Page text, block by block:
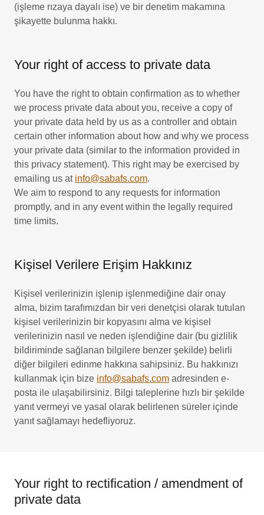
(işleme rızaya dayalı ise) ve bir denetim makamına
şikayette bulunma hakkı.
Your right of access to private data
You have the right to obtain confirmation as to whether
we process private data about you, receive a copy of
your private data held by us as a controller and obtain
certain other information about how and why we process
your private data (similar to the information provided in
this privacy statement). This right may be exercised by
emailing us at info@sabafs.com.
We aim to respond to any requests for information
promptly, and in any event within the legally required
time limits.
Kişisel Verilere Erişim Hakkınız
Kişisel verilerinizin işlenip işlenmediğine dair onay
alma, bizim tarafımızdan bir veri denetçisi olarak tutulan
kişisel verilerinizin bir kopyasını alma ve kişisel
verilerinizin nasıl ve neden işlendiğine dair (bu gizlilik
bildiriminde sağlanan bilgilere benzer şekilde) belirli
diğer bilgileri edinme hakkına sahipsiniz. Bu hakkınızı
kullanmak için bize info@sabafs.com adresinden e-
posta ile ulaşabilirsiniz. Bilgi taleplerine hızlı bir şekilde
yanıt vermeyi ve yasal olarak belirlenen süreler içinde
yanıt sağlamayı hedefliyoruz.
Your right to rectification / amendment of
private data